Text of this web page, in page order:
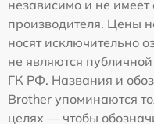
независимо и не
производителя. Цены
носят исключительно
не являются
ГК РФ. Названия и
Brother упоминаются
целях — чтобы